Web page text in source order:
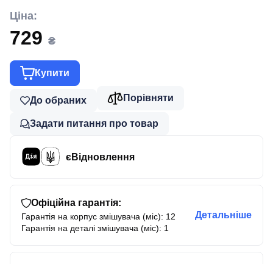
Ціна:
729 ₴
Купити
До обраних Порівняти
Задати питання про товар
єВідновлення
Офіційна гарантія:
Гарантія на корпус змішувача (міс): 12
Гарантія на деталі змішувача (міс): 1
Детальніше